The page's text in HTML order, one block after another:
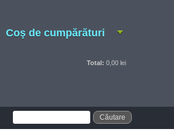
Coş de cumpărături
Total: 0,00 lei